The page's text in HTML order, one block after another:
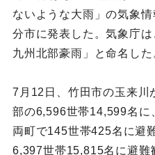
ないような大雨」の気象
分市に発表した。気象庁
九州北部豪雨」と命名した
7月12日、竹田市の玉来川
部の6,596世帯14,599名に
両町で145世帯425名に避
6,397世帯15,815名に避難